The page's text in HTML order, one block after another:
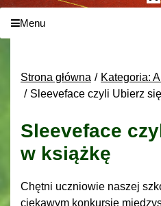
Menu
Strona główna
Kategoria:
Sleeveface czyli Ubierz
Sleeveface
w książkę
Chętni uczniowie naszej
ciekawym konkursie